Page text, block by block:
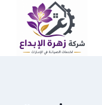
التجاوز
المحتوى